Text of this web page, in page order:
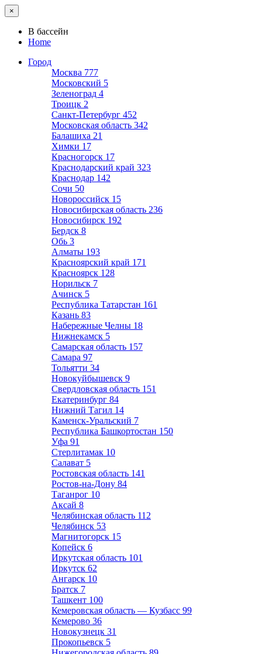
×
В бассейн
Home
Город
Москва 777
Московский 5
Зеленоград 4
Троицк 2
Санкт-Петербург 452
Московская область 342
Балашиха 21
Химки 17
Красногорск 17
Краснодарский край 323
Краснодар 142
Сочи 50
Новороссийск 15
Новосибирская область 236
Новосибирск 192
Бердск 8
Обь 3
Алматы 193
Красноярский край 171
Красноярск 128
Норильск 7
Ачинск 5
Республика Татарстан 161
Казань 83
Набережные Челны 18
Нижнекамск 5
Самарская область 157
Самара 97
Тольятти 34
Новокуйбышевск 9
Свердловская область 151
Екатеринбург 84
Нижний Тагил 14
Каменск-Уральский 7
Республика Башкортостан 150
Уфа 91
Стерлитамак 10
Салават 5
Ростовская область 141
Ростов-на-Дону 84
Таганрог 10
Аксай 8
Челябинская область 112
Челябинск 53
Магнитогорск 15
Копейск 6
Иркутская область 101
Иркутск 62
Ангарск 10
Братск 7
Ташкент 100
Кемеровская область — Кузбасс 99
Кемерово 36
Новокузнецк 31
Прокопьевск 5